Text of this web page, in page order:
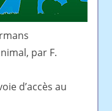
par F.
d’accès au